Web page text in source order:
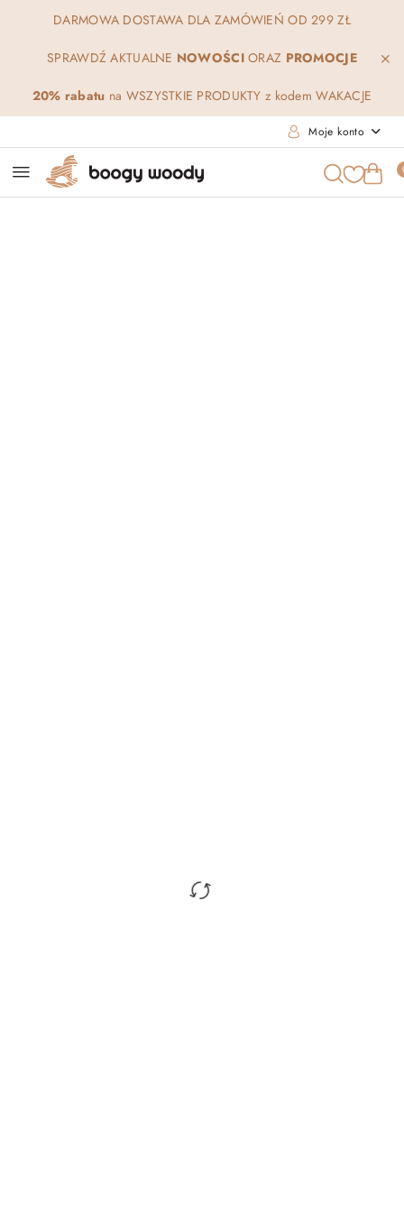
Przejdź do treści głównej
Przejdź do wyszukiwarki
Przejdź do moje konto
Przejdź do menu głównego
Przejdź do opisu produktu
Przejdź do stopki
DARMOWA DOSTAWA DLA ZAMÓWIEŃ OD 299 ZŁ
SPRAWDŹ AKTUALNE NOWOŚCIORAZ PROMOCJE
20% rabatu na WSZYSTKIE PRODUKTY z kodem WAKACJE
Moje konto